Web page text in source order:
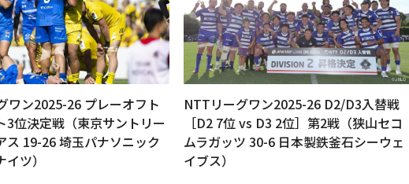
ワン2025-26 プレーオフト
3位決定戦（東京サントリー
ス 19-26 埼玉パナソニック
ツ）
NTTリーグワン2025-26 D2/D3入替戦
［D2 7位 vs D3 2位］第2戦（狭山セコ
ムラガッツ 30-6 日本製鉄釜石シーウェ
イブス）